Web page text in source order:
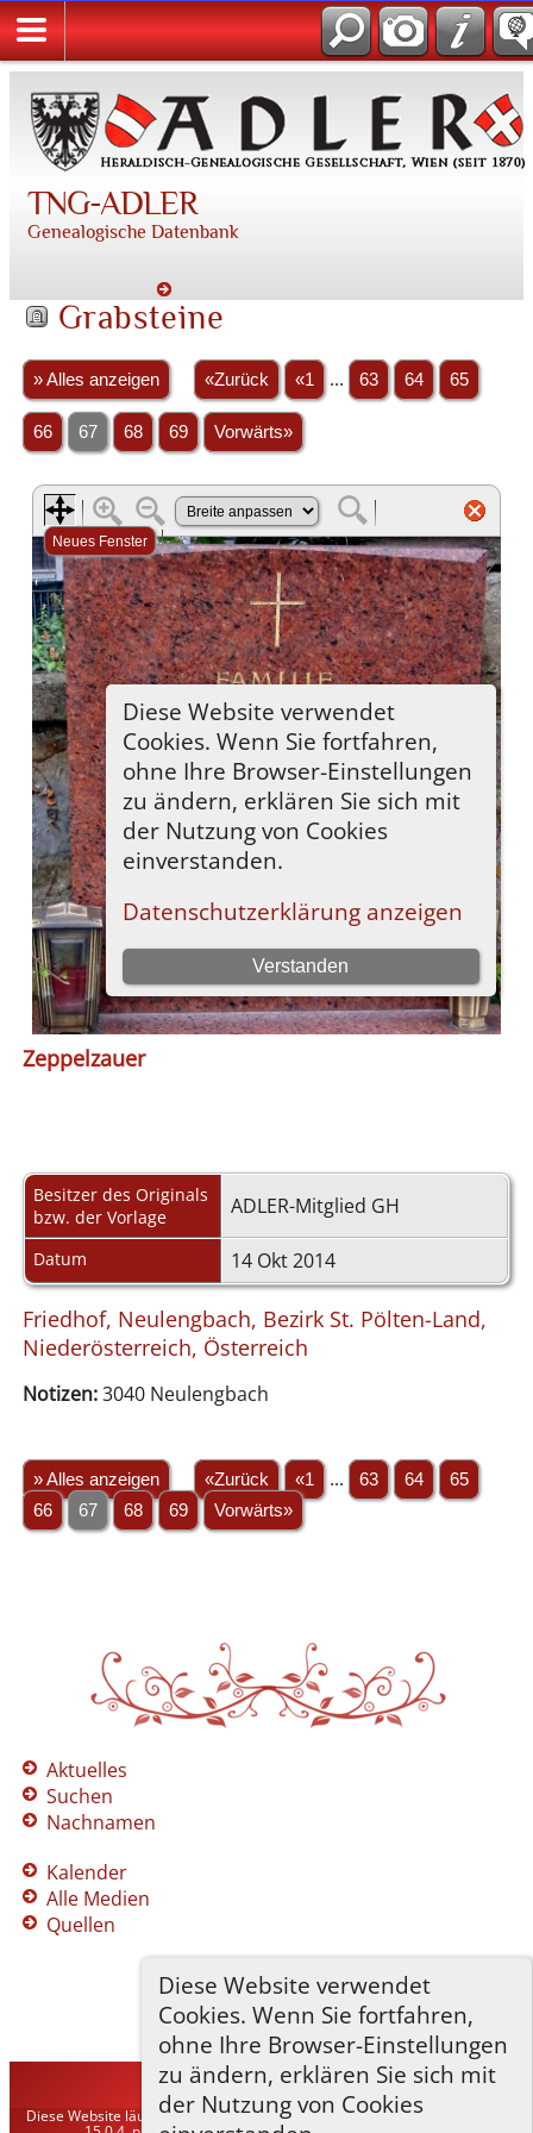
TNG-ADLER
Genealogische Datenbank
Diese Website verwendet
Cookies. Wenn Sie fortfahren,
ohne Ihre Browser-Einstellungen
zu ändern, erklären Sie sich mit
der Nutzung von Cookies
Grabsteine
» Alles anzeigen «Zurück «1 ... 63 64 65
66 67 68 69 Vorwärts»
Zeppelzauer
Besitzer des Originals
bzw. der Vorlage
ADLER-Mitglied GH
Datum 14 Okt 2014
Friedhof, Neulengbach, Bezirk St. Pölten-Land,
Niederösterreich, Österreich
Notizen:3040 Neulengbach
» Alles anzeigen «Zurück «1 ... 63 64
65
66
67 68 69 Vorwärts»
Aktuelles
Suchen
Nachnamen
Kalender
Alle Medien
Quellen
TNG-ADLER©2026
Diese Website läuft mitThe Next Generation of Genealogy Sitebuilding